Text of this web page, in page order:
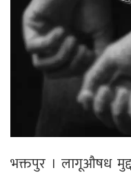
भक्तपुर । लागूऔषध